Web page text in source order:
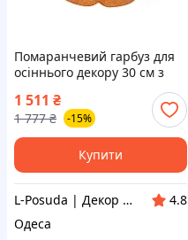
Помаранчевий гарбуз для
осіннього декору 30 см з
1 511 ₴
1 777 ₴ -15%
Купити
L-Posuda | Декор та посуда для вашего дома
4.8
Одеса